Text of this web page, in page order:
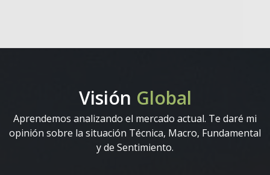
Visión Global
Aprendemos analizando el mercado actual. Te daré mi
opinión sobre la situación Técnica, Macro, Fundamental
y de Sentimiento.